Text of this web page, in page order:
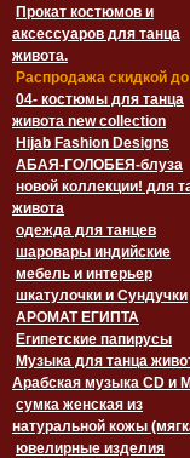
Прокат костюмов и
аксессуаров для танца
живота.
Распродажа скидкой
04- костюмы для танца
живота new collection
Hijab Fashion Designs
АБАЯ-ГОЛОБЕЯ-блуза
новой коллекции! для
живота
одежда для танцев
шаровары индийские
мебель и интерьер
шкатулочки и Сундучки
АРОМАТ ЕГИПТА
Египетские папирусы
Музыка для танца
Арабская музыка CD и
сумка женская из
натуральной кожы
ювелирные изделия